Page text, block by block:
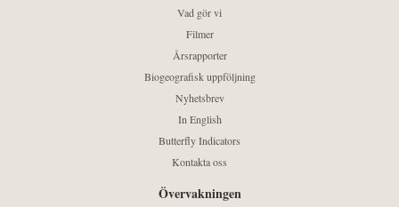
Vad gör vi
Filmer
Årsrapporter
Biogeografisk uppföljning
Nyhetsbrev
In English
Butterfly Indicators
Kontakta oss
Övervakningen